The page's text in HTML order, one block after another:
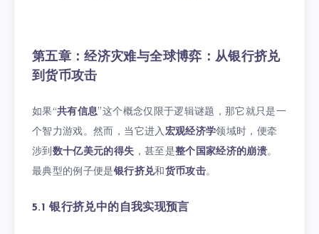
第五章：经济灾难与全球博弈：从银行挤兑
到货币攻击
如果“共有信息”这个概念仅限于逻辑谜题，那它就只是一
个智力游戏。然而，当它进入宏观经济学领域时，便牵
涉到数十亿美元的得失 ，甚至是整个国家经济的崩溃。
最典型的例子便是银行挤兑和货币攻击。
5.1 银行挤兑中的自我实现预言